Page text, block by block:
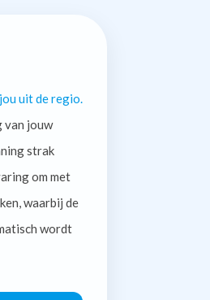
uit de regio.
van jouw
strak
om met
waarbij de
wordt